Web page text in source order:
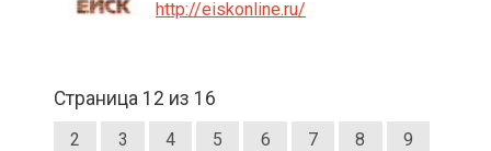
http://eiskonline.ru/
Страница 12 из 16
2 3 4 5 6 7 8 9